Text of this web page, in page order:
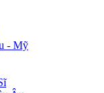
- Mỹ